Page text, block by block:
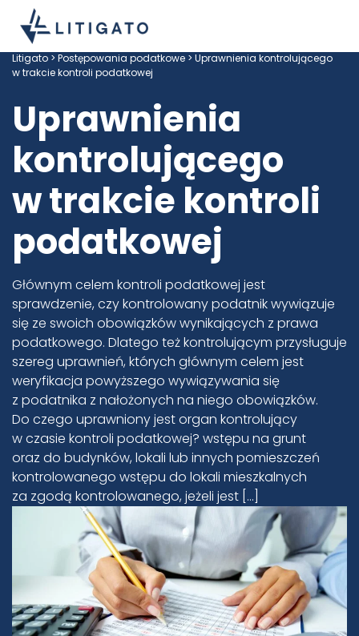
Litigato > Postępowania podatkowe > Uprawnienia kontrolującego
w trakcie kontroli podatkowej
Uprawnienia
kontrolującego
w trakcie kontroli
podatkowej
Głównym celem kontroli podatkowej jest
sprawdzenie, czy kontrolowany podatnik wywiązuje
się ze swoich obowiązków wynikających z prawa
podatkowego. Dlatego też kontrolującym przysługuje
szereg uprawnień, których głównym celem jest
weryfikacja powyższego wywiązywania się
z podatnika z nałożonych na niego obowiązków.
Do czego uprawniony jest organ kontrolujący
w czasie kontroli podatkowej? wstępu na grunt
oraz do budynków, lokali lub innych pomieszczeń
kontrolowanego wstępu do lokali mieszkalnych
za zgodą kontrolowanego, jeżeli jest […]